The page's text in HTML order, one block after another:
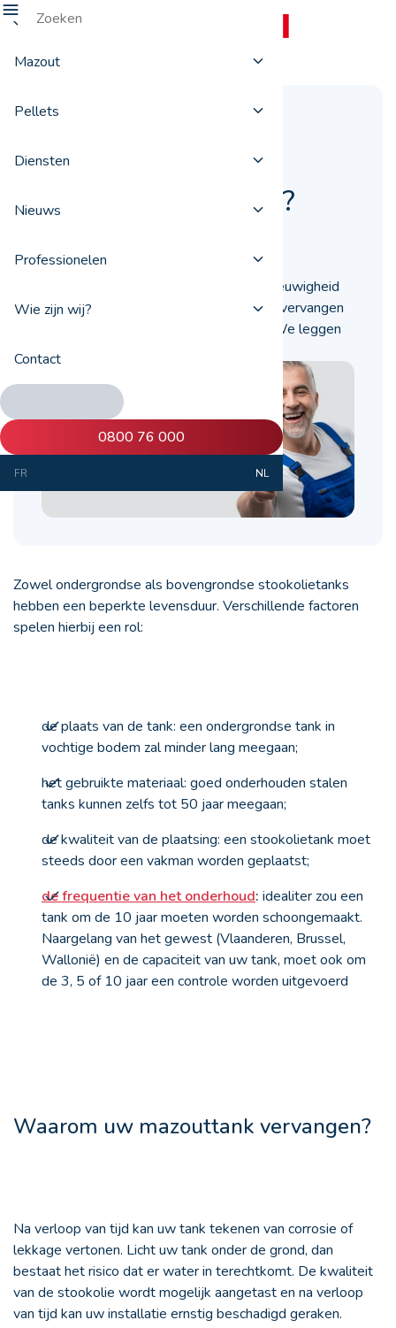
Mazout
Pellets
Diensten
Nieuws
Professionelen
Wie zijn wij?
Contact
0800 76 000
FR NL
stookolietank
vervangen? En hoe?
Een stookolietank gaat niet tot in de eeuwigheid
mee. Maar wanneer dient u uw tank te vervangen
en hoe moet u precies te werk gaan? We leggen
het graag voor u uit!
Zowel ondergrondse als bovengrondse stookolietanks
hebben een beperkte levensduur. Verschillende factoren
spelen hierbij een rol:
de plaats van de tank: een ondergrondse tank in
vochtige bodem zal minder lang meegaan;
het gebruikte materiaal: goed onderhouden stalen
tanks kunnen zelfs tot 50 jaar meegaan;
de kwaliteit van de plaatsing: een stookolietank moet
steeds door een vakman worden geplaatst;
de frequentie van het onderhoud: idealiter zou een
tank om de 10 jaar moeten worden schoongemaakt.
Naargelang van het gewest (Vlaanderen, Brussel,
Wallonië) en de capaciteit van uw tank, moet ook om
de 3, 5 of 10 jaar een controle worden uitgevoerd
Waarom uw mazouttank vervangen?
Na verloop van tijd kan uw tank tekenen van corrosie of
lekkage vertonen. Licht uw tank onder de grond, dan
bestaat het risico dat er water in terechtkomt. De kwaliteit
van de stookolie wordt mogelijk aangetast en na verloop
van tijd kan uw installatie ernstig beschadigd geraken.